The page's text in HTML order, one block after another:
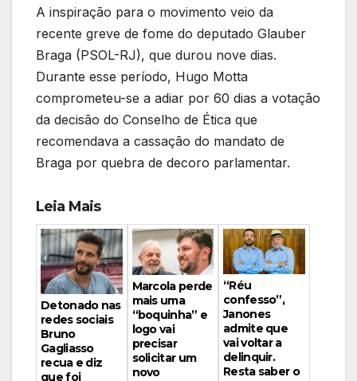
A inspiração para o movimento veio da
recente greve de fome do deputado Glauber
Braga (PSOL-RJ), que durou nove dias.
Durante esse período, Hugo Motta
comprometeu-se a adiar por 60 dias a votação
da decisão do Conselho de Ética que
recomendava a cassação do mandato de
Braga por quebra de decoro parlamentar.
Leia Mais
Detonado nas
redes sociais
Bruno
Gagliasso
recua e diz
que foi
Marcola perde
mais uma
“boquinha” e
logo vai
precisar
solicitar um
novo
“Réu
confesso”,
Janones
admite que
vai voltar a
delinquir.
Resta saber o